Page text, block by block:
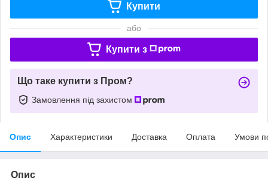
Купити
або
Купити з
Що таке купити з Пром?
Замовлення під захистом
Опис Характеристики Доставка Оплата Умови
Опис